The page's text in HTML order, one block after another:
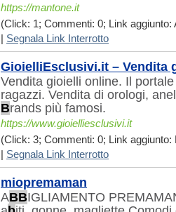
https://mantone.it
(Click: 1; Commenti: 0; Link aggiunto:
Segnala Link Interrotto
GioielliEsclusivi.it – Vendita
Vendita gioielli online. Il
ragazzi. Vendita di orologi,
Brands più famosi.
https://www.gioielliesclusivi.it
(Click: 3; Commenti: 0; Link aggiunto:
Segnala Link Interrotto
miopremaman
ABBIGLIAMENTO